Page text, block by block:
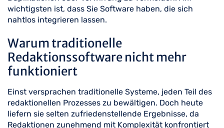
wichtigsten ist, dass Sie Software haben, die sich
nahtlos integrieren lassen.
Warum traditionelle
Redaktionssoftware nicht mehr
funktioniert
Einst versprachen traditionelle Systeme, jeden Teil des
redaktionellen Prozesses zu bewältigen. Doch heute
liefern sie selten zufriedenstellende Ergebnisse, da
Redaktionen zunehmend mit Komplexität konfrontiert